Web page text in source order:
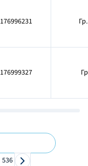
176996231
176999327
536